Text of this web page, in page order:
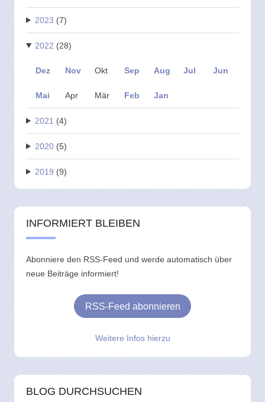
2023 (7)
2022 (28)
Dez Nov Okt Sep Aug Jul Jun
Mai Apr Mär Feb Jan
2021 (4)
2020 (5)
2019 (9)
INFORMIERT BLEIBEN
Abonniere den RSS-Feed und werde automatisch über
neue Beiträge informiert!
RSS-Feed abonnieren
Weitere Infos hierzu
BLOG DURCHSUCHEN